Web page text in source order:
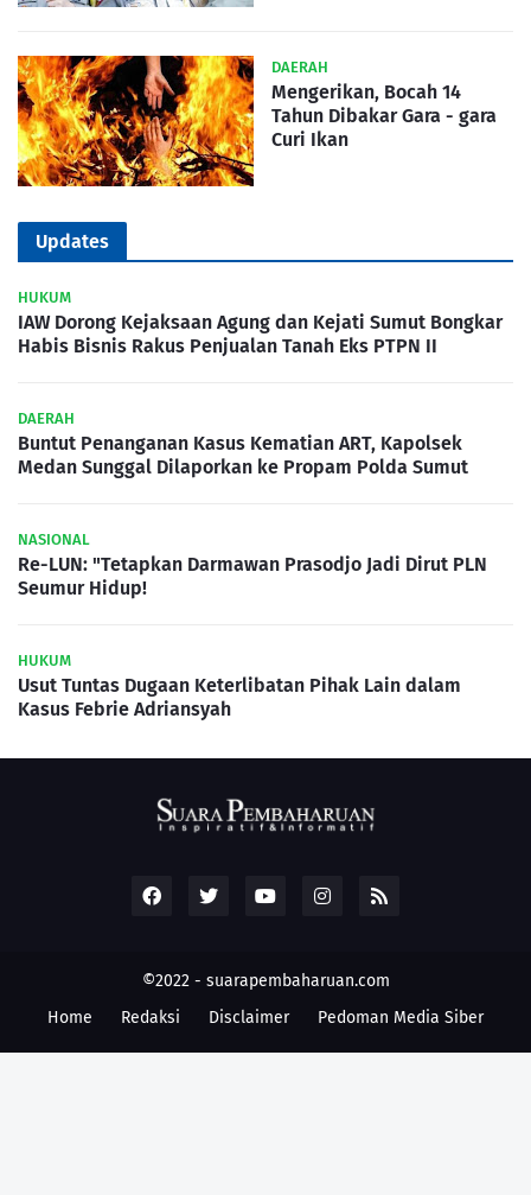
DAERAH
Mengerikan, Bocah 14
Tahun Dibakar Gara - gara
Curi Ikan
Updates
HUKUM
IAW Dorong Kejaksaan Agung dan Kejati Sumut Bongkar
Habis Bisnis Rakus Penjualan Tanah Eks PTPN II
DAERAH
Buntut Penanganan Kasus Kematian ART, Kapolsek
Medan Sunggal Dilaporkan ke Propam Polda Sumut
NASIONAL
Re-LUN: "Tetapkan Darmawan Prasodjo Jadi Dirut PLN
Seumur Hidup!
HUKUM
Usut Tuntas Dugaan Keterlibatan Pihak Lain dalam
Kasus Febrie Adriansyah
©2022 - suarapembaharuan.com
Home
Redaksi Disclaimer Pedoman Media Siber